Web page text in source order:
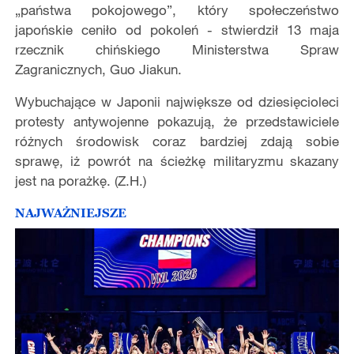
„państwa pokojowego”, który społeczeństwo
japońskie ceniło od pokoleń - stwierdził 13 maja
rzecznik chińskiego Ministerstwa Spraw
Zagranicznych, Guo Jiakun.
Wybuchające w Japonii największe od dziesięcioleci
protesty antywojenne pokazują, że przedstawiciele
różnych środowisk coraz bardziej zdają sobie
sprawę, iż powrót na ścieżkę militaryzmu skazany
jest na porażkę. (Z.H.)
NAJWAŻNIEJSZE